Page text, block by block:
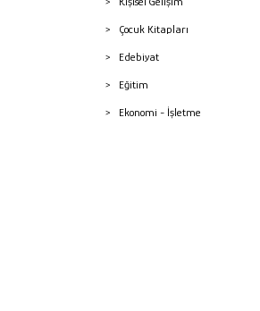
Çocuk Kitapları
Edebiyat
Eğitim
Ekonomi - İşletme